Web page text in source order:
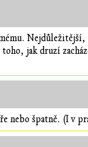
jak druzí
nebo špatně. (I v